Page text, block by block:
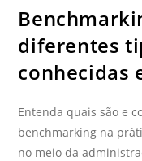
diferentes
conhecidas
Entenda quais são e
benchmarking na
no meio da